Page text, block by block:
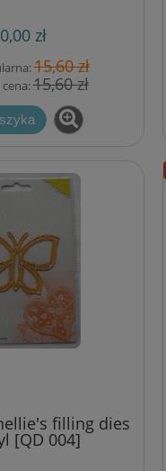
zł
15,60 zł
cena:15,60 zł
filling dies
[QD 004]